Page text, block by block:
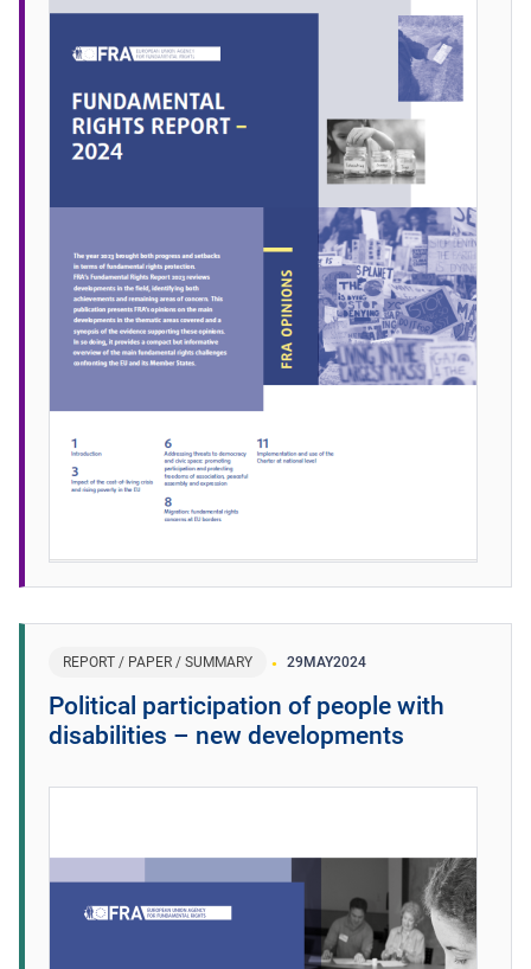
REPORT / PAPER / SUMMARY 29 MAY2024
Political participation of people with
disabilities – new developments